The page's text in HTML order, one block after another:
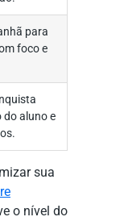
para
foco e
do aluno e
sua
o nível do